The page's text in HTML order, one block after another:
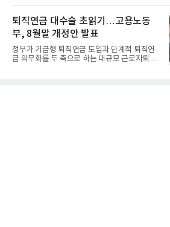
퇴직연금 대수술 초읽기…고용노동
부, 8월말 개정안 발표
정부가 기금형 퇴직연금 도입과 단계적 퇴직연
금 의무화를 두 축으로 하는 대규모 근로자퇴직